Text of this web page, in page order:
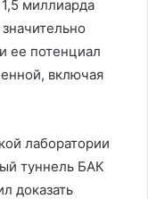
миллиарда
ее потенциал
включая
лаборатории
туннель БАК
доказать